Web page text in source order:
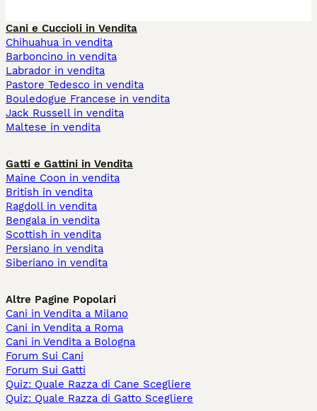
Cani e Cuccioli in Vendita
Chihuahua in vendita
Barboncino in vendita
Labrador in vendita
Pastore Tedesco in vendita
Bouledogue Francese in vendita
Jack Russell in vendita
Maltese in vendita
Gatti e Gattini in Vendita
Maine Coon in vendita
British in vendita
Ragdoll in vendita
Bengala in vendita
Scottish in vendita
Persiano in vendita
Siberiano in vendita
Altre Pagine Popolari
Cani in Vendita a Milano
Cani in Vendita a Roma
Cani in Vendita a Bologna
Forum Sui Cani
Forum Sui Gatti
Quiz: Quale Razza di Cane Scegliere
Quiz: Quale Razza di Gatto Scegliere